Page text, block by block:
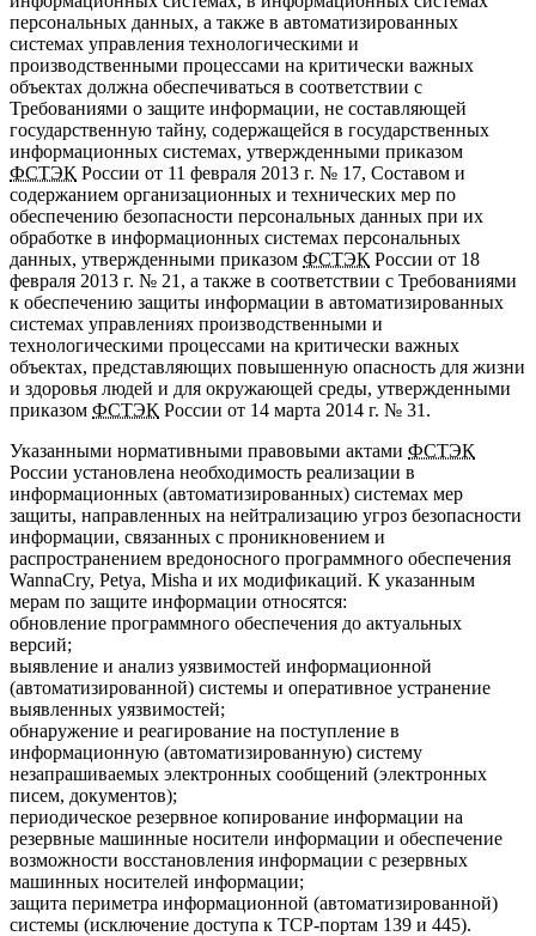
персональных данных, а также в автоматизированных
системах управления технологическими и
производственными процессами на критически важных
объектах должна обеспечиваться в соответствии с
Требованиями о защите информации, не составляющей
государственную тайну, содержащейся в государственных
информационных системах, утвержденными приказом
ФСТЭК России от 11 февраля 2013 г. № 17, Составом и
содержанием организационных и технических мер по
обеспечению безопасности персональных данных при их
обработке в информационных системах персональных
данных, утвержденными приказом ФСТЭК России от 18
февраля 2013 г. № 21, а также в соответствии с Требованиями
к обеспечению защиты информации в автоматизированных
системах управлениях производственными и
технологическими процессами на критически важных
объектах, представляющих повышенную опасность для жизни
и здоровья людей и для окружающей среды, утвержденными
приказом ФСТЭК России от 14 марта 2014 г. № 31.
Указанными нормативными правовыми актами ФСТЭК
России установлена необходимость реализации в
информационных (автоматизированных) системах мер
защиты, направленных на нейтрализацию угроз безопасности
информации, связанных с проникновением и
распространением вредоносного программного обеспечения
WannaCry, Petya, Misha и их модификаций. К указанным
мерам по защите информации относятся:
обновление программного обеспечения до актуальных
версий;
выявление и анализ уязвимостей информационной
(автоматизированной) системы и оперативное устранение
выявленных уязвимостей;
обнаружение и реагирование на поступление в
информационную (автоматизированную) систему
незапрашиваемых электронных сообщений (электронных
писем, документов);
периодическое резервное копирование информации на
резервные машинные носители информации и обеспечение
возможности восстановления информации с резервных
машинных носителей информации;
защита периметра информационной (автоматизированной)
системы (исключение доступа к ТСР-портам 139 и 445).